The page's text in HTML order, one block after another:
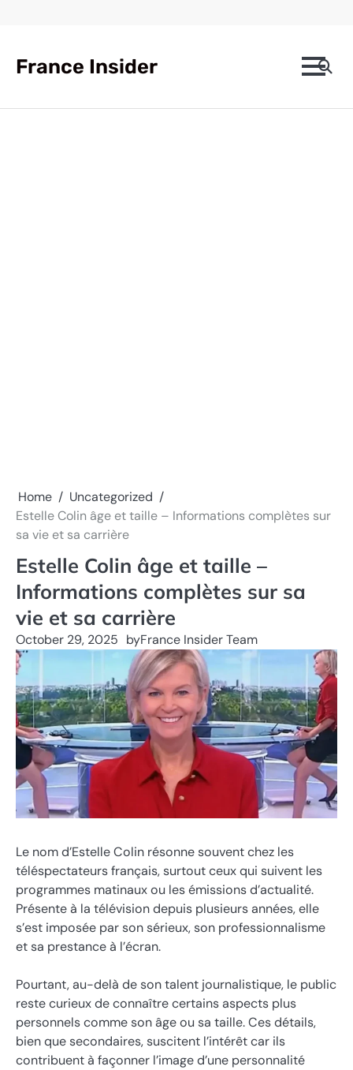
France Insider
Home
Uncategorized
Estelle Colin âge et taille – Informations complètes sur
sa vie et sa carrière
Estelle Colin âge et taille –
Informations complètes sur sa
vie et sa carrière
October 29, 2025 byFrance Insider Team
Le nom d’Estelle Colin résonne souvent chez les
téléspectateurs français, surtout ceux qui suivent les
programmes matinaux ou les émissions d’actualité.
Présente à la télévision depuis plusieurs années, elle
s’est imposée par son sérieux, son professionnalisme
et sa prestance à l’écran.
Pourtant, au-delà de son talent journalistique, le public
reste curieux de connaître certains aspects plus
personnels comme son âge ou sa taille. Ces détails,
bien que secondaires, suscitent l’intérêt car ils
contribuent à façonner l’image d’une personnalité